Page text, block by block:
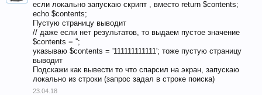
если локально запускаю скрипт , вместо return $contents;
echo $contents;
Пустую страницу выводит
// даже если нет результатов, то выдаем пустое значение
$contents = '';
указываю $contents = '111111111111'; тоже пустую страницу
выводит
Подскажи как вывести то что спарсил на экран, запускаю
локально из строки (запрос задал в строке поиска)
23.04.18